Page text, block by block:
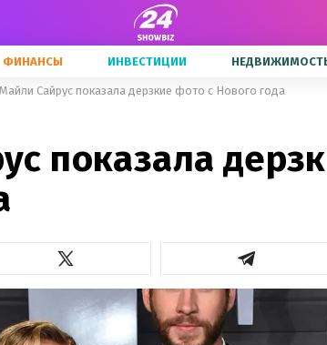
ФИНАНСЫ ИНВЕСТИЦИИ
Майли Сайрус показала дерзкие фото с Нового года
показала